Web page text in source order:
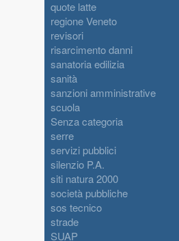
quote latte
regione Veneto
revisori
risarcimento danni
sanatoria edilizia
sanità
sanzioni amministrative
scuola
Senza categoria
serre
servizi pubblici
silenzio P.A.
siti natura 2000
società pubbliche
sos tecnico
strade
SUAP